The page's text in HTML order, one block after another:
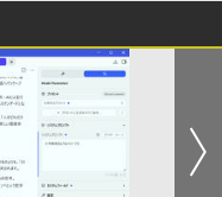
ver.)
ラベルレス 500ml ×24本
ル 500ミリリットル (Sm
モノクロ版 39 (ジャンプ